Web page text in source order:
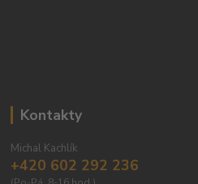
Kontakty
Michal Kachlík
+420 602 292 236